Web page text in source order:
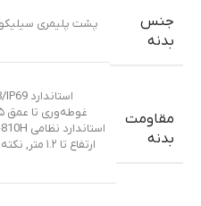
جنس
بدنه
پشت پلیمری
مقاومت
بدنه
غوطه‌وری تا عمق ۱.۵ متر به‌مدت ۳۰ دقیقه)
استاندارد نظامی MIL-STD-810H
ارتفاع تا ۱.۲ متر
,